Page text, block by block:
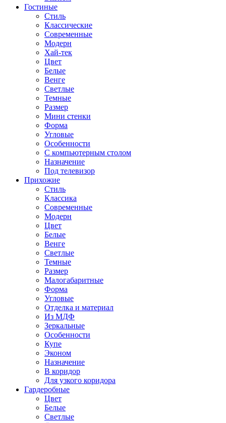
Гостиные
Стиль
Классические
Современные
Модерн
Хай-тек
Цвет
Белые
Венге
Светлые
Темные
Размер
Мини стенки
Форма
Угловые
Особенности
С компьютерным столом
Назначение
Под телевизор
Прихожие
Стиль
Классика
Современные
Модерн
Цвет
Белые
Венге
Светлые
Темные
Размер
Малогабаритные
Форма
Угловые
Отделка и материал
Из МДФ
Зеркальные
Особенности
Купе
Эконом
Назначение
В коридор
Для узкого коридора
Гардеробные
Цвет
Белые
Светлые